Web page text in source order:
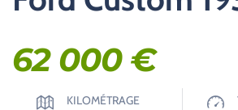
62 000€
KILOMÉTRAGE